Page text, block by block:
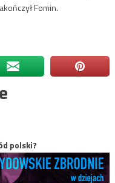
Fomin.
polski?